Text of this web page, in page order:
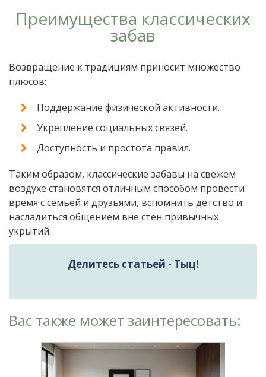
Преимущества классических
забав
Возвращение к традициям приносит множество
плюсов:
Поддержание физической активности.
Укрепление социальных связей.
Доступность и простота правил.
Таким образом, классические забавы на свежем
воздухе становятся отличным способом провести
время с семьей и друзьями, вспомнить детство и
насладиться общением вне стен привычных
укрытий.
Делитесь статьей - Тыц!
Вас также может заинтересовать: